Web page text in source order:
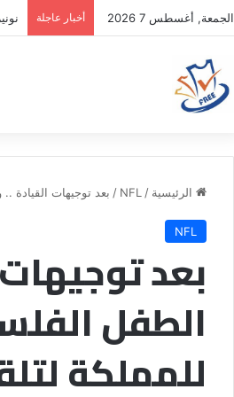
الجمعة, أغسطس 7 2026 أخبار عاجلة
الرئيسية /
NFL
/ بعد توجيهات القيادة
NFL
بعد
الطفل
للمملكة